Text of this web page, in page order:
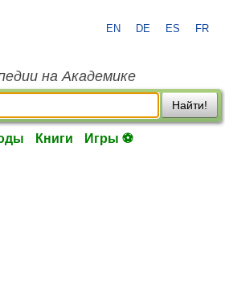
EN DE ES FR
на Академике
Найти!
Книги Игры ⚽